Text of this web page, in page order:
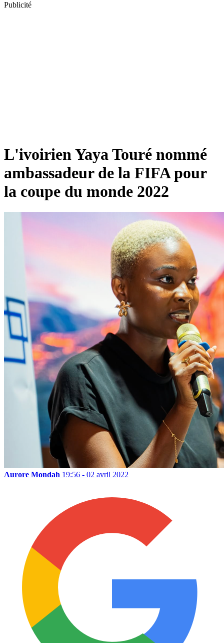
Publicité
L'ivoirien Yaya Touré nommé
ambassadeur de la FIFA pour
la coupe du monde 2022
Aurore Mondah 19:56 - 02 avril 2022